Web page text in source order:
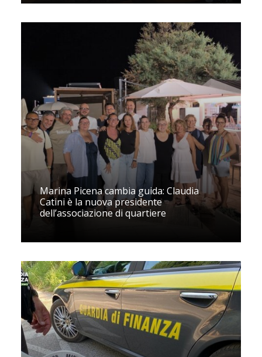
Marina Picena cambia guida: Claudia
Catini è la nuova presidente
dell’associazione di quartiere